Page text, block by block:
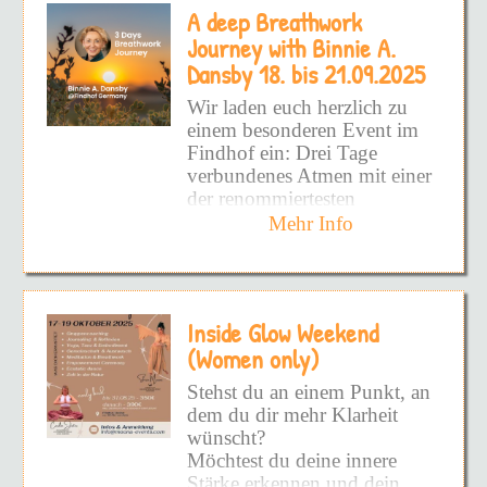
aufzudecken!
Alle Facetten von DIR
zeigen zu wollen!
DEINEN inneren Frieden
zu fühlen!
Und vielleicht hast du schon
so viel versucht - Bücher -
Podcast - Kurse - UND
WIEDER ANGEWENDET!
Weil du nicht an die
Wurzel gekommen bist!
Weil es superschwer ist -
ALLEINE zu sehen, wo man
steht!
Dauerhaften Befreiung.
Schmerzhafte Prägungen
sowie hinderliche Glaubens-
und Verhaltensmuster werden
wirksam und nachhaltig
gelöst und es entsteht Raum
die eigene Vitalität wieder
voll und ganz zu spüren.
A deep Breathwork
Journey with Binnie A.
Dansby 18. bis 21.09.2025
Wir laden euch herzlich zu
einem besonderen Event im
Findhof ein: Drei Tage
verbundenes Atmen mit einer
der renommiertesten
Atemtherapeutinnen –
Glastonbury, UK.
Jahrzehnten eine
internationale Pionierin auf
dem Gebiet von Bewusstsein
und Atemarbeit. Als
Begründerin vonSOURCE
Process and Breathwork
hat sie eine einzigartige
Mehr Info
Inside Glow Weekend
(Women only)
Stehst du an einem Punkt, an
dem du dir mehr Klarheit
wünscht?
Möchtest du deine innere